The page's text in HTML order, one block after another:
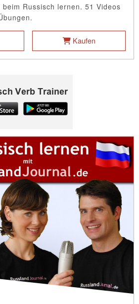
Russisch lernen. 51 Videos
Kaufen